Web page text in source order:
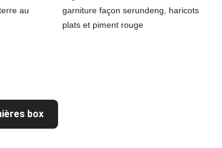
au
garniture façon serundeng, haricots
plats et piment rouge
box